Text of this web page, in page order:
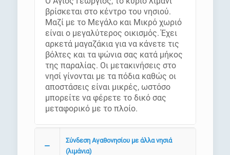
βρίσκεται στο κέντρο του νησιού.
Μαζί με το Μεγάλο και Μικρό χωριό
είναι ο μεγαλύτερος οικισμός. Έχει
αρκετά μαγαζάκια για να κάνετε τις
βόλτες και τα ψώνια σας κατά μήκος
της παραλίας. Οι μετακινήσεις στο
νησί γίνονται με τα πόδια καθώς οι
αποστάσεις είναι μικρές, ωστόσο
μπορείτε να φέρετε το δικό σας
μεταφορικό με το πλοίο.
Σύνδεση Αγαθονησίου με άλλα νησιά
(λιμάνια)